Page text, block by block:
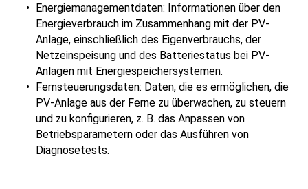
Energiemanagementdaten: Informationen über den
Energieverbrauch im Zusammenhang mit der PV-
Anlage, einschließlich des Eigenverbrauchs, der
Netzeinspeisung und des Batteriestatus bei PV-
Anlagen mit Energiespeichersystemen.
Fernsteuerungsdaten: Daten, die es ermöglichen, die
PV-Anlage aus der Ferne zu überwachen, zu steuern
und zu konfigurieren, z. B. das Anpassen von
Betriebsparametern oder das Ausführen von
Diagnosetests.